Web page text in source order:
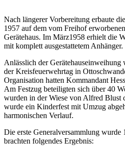
Nach längerer Vorbereitung erbaute
1957 auf dem vom Freihof
Gerätehaus. Im März1958 er­hielt die
mit komplett ausgestattetem Anhänger.
Anlässlich der
der Kreisfeuerwehrtag in
Organisation hatten Kommandant
Am Festzug beteiligten sich über 40
wurden in der Wiese von Alfred Blust
wurde ein Kinderfest mit Umzug
harmoni­schen Verlauf.
Die erste Generalversammlung wurde
brachten folgendes Ergebnis: